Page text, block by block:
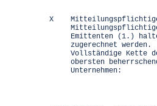
X
Emittenten (1.)
        zugerechnet werden.
Vollständige Kette
obersten
        Unternehmen: